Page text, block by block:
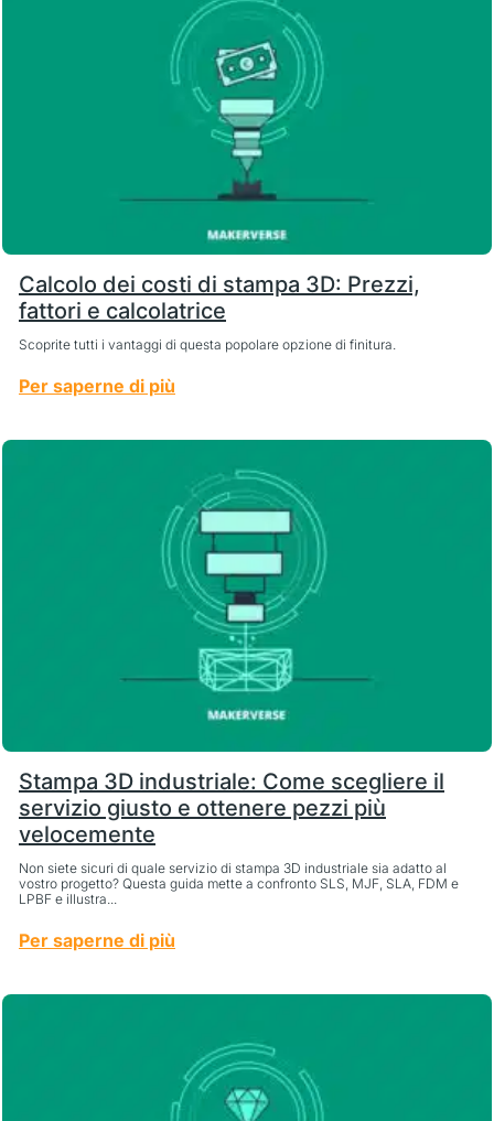
Calcolo dei costi di stampa 3D: Prezzi,
fattori e calcolatrice
Scoprite tutti i vantaggi di questa popolare opzione di finitura.
Per saperne di più
Stampa 3D industriale: Come scegliere il
servizio giusto e ottenere pezzi più
velocemente
Non siete sicuri di quale servizio di stampa 3D industriale sia adatto al
vostro progetto? Questa guida mette a confronto SLS, MJF, SLA, FDM e
LPBF e illustra...
Per saperne di più